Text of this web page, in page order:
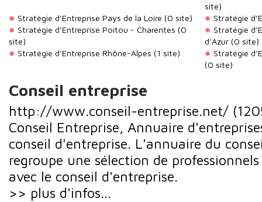
site)
Stratégie d'Entreprise Pays de la Loire (0 site)
Stratégie
Stratégie d'Entreprise Poitou - Charentes (0
site)
Stratégie
d'Azur (0 site)
Stratégie d'Entreprise Rhône-Alpes (1 site)
Stratégie
(0 site)
Conseil entreprise
http://www.conseil-entreprise.net/
Conseil Entreprise, Annuaire
conseil d'entreprise. L'annuaire du
regroupe une sélection de
avec le conseil d'entreprise.
>> plus d'infos...